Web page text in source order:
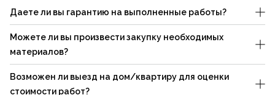
Даете ли вы гарантию на выполненные работы?
Можете ли вы произвести закупку необходимых
материалов?
Возможен ли выезд на дом/квартиру для оценки
стоимости работ?